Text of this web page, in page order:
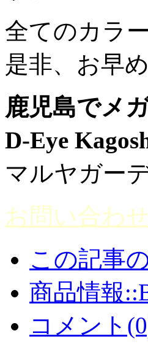
全てのカラ
是非、お早
鹿児島でメ
D-Eye
マルヤガー
お問い合わ
この記事
商品情報
コメント